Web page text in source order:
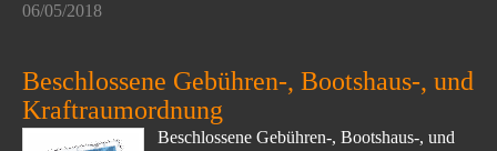
06/05/2018
Beschlossene Gebühren-, Bootshaus-, und
Kraftraumordnung
Beschlossene Gebühren-, Bootshaus-, und